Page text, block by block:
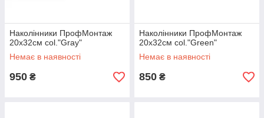
Наколінники ПрофМонтаж
20х32см col."Gray"
Немає в наявності
950 ₴
Наколінники ПрофМонтаж
20х32см col."Green"
Немає в наявності
850 ₴